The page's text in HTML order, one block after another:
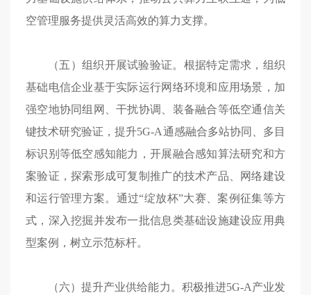
空管理服务提供灵活高效的算力支撑。
（五）组织开展试验验证。根据特定需求，组织
基础电信企业基于实际运行网络环境和应用场景，加
强空地协同组网、干扰协调、装备融合等低空通信关
键技术研究验证，提升5G-A通感融合多站协同、多目
标识别等低空感知能力，开展融合感知算法研究和方
案验证，探索形成可复制推广的技术产品、网络建设
和运行管理方案。通过“绽放杯”大赛、案例征集等方
式，深入挖掘并发布一批信息类基础设施建设应用典
型案例，树立示范标杆。
（六）提升产业供给能力。积极推进5G-A产业发